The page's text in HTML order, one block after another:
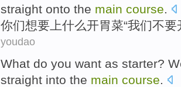
straight onto the main course.
你们想要上什么开胃菜“我们不要
youdao
What do you want as starter?
straight into the main course.